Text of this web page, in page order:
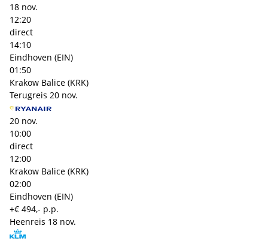
18 nov.
12:20
direct
14:10
Eindhoven (EIN)
01:50
Krakow Balice (KRK)
Terugreis 20 nov.
20 nov.
10:00
direct
12:00
Krakow Balice (KRK)
02:00
Eindhoven (EIN)
+€ 494,- p.p.
Heenreis 18 nov.